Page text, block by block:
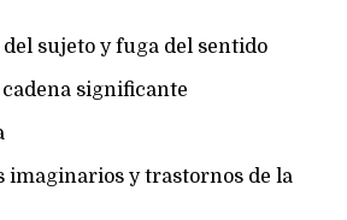
sujeto y fuga del sentido
significante
imaginarios y trastornos de la